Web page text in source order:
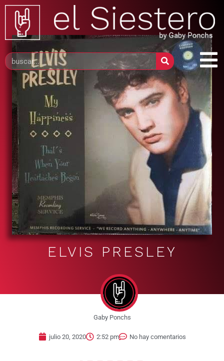
ELVIS PRESLEY
Gaby Ponchs
julio 20, 2020 2:52 pm No hay comentarios